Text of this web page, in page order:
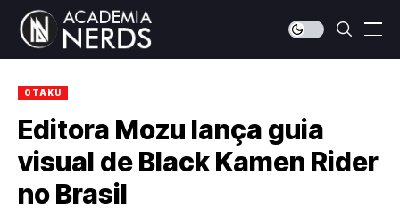
OTAKU
Editora Mozu lança guia
visual de Black Kamen Rider
no Brasil